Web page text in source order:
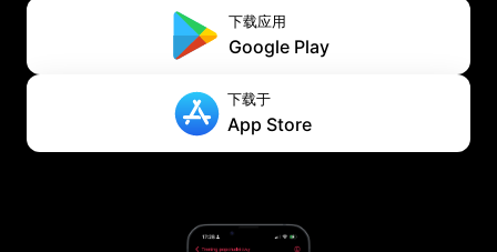
下载应用
Google Play
下载于
App Store